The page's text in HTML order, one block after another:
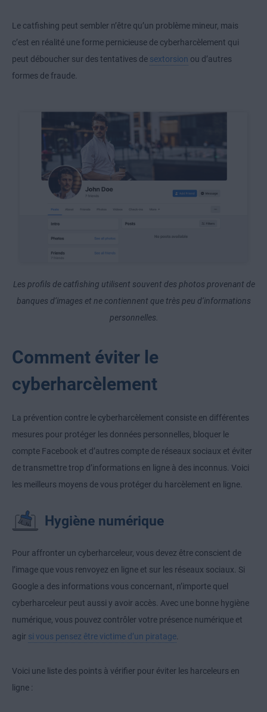
Le catfishing peut sembler n’être qu’un problème mineur, mais
c’est en réalité une forme pernicieuse de cyberharcèlement qui
peut déboucher sur des tentatives de sextorsion ou d’autres
formes de fraude.
Les profils de catfishing utilisent souvent des photos provenant de
banques d’images et ne contiennent que très peu d’informations
personnelles.
Comment éviter le
cyberharcèlement
La prévention contre le cyberharcèlement consiste en différentes
mesures pour protéger les données personnelles, bloquer le
compte Facebook et d’autres compte de réseaux sociaux et éviter
de transmettre trop d’informations en ligne à des inconnus. Voici
les meilleurs moyens de vous protéger du harcèlement en ligne.
Hygiène numérique
Pour affronter un cyberharceleur, vous devez être conscient de
l’image que vous renvoyez en ligne et sur les réseaux sociaux. Si
Google a des informations vous concernant, n’importe quel
cyberharceleur peut aussi y avoir accès. Avec une bonne hygiène
numérique, vous pouvez contrôler votre présence numérique et
agir si vous pensez être victime d’un piratage
Voici une liste des points à vérifier pour éviter les harceleurs en
ligne :